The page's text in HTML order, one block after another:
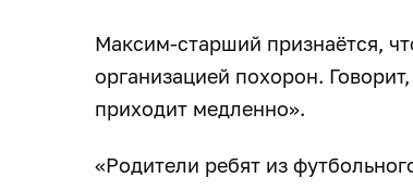
Максим-старший признаётся,
организацией похорон.
приходит медленно».
«Родители ребят из